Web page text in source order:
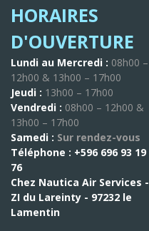
HORAIRES
D'OUVERTURE
Lundi au Mercredi : 08h00 –
12h00 & 13h00 – 17h00
Jeudi : 13h00 – 17h00
Vendredi : 08h00 – 12h00 &
13h00 – 17h00
Samedi : Sur rendez-vous
Téléphone : +596 696 93 19
76
Chez Nautica Air Services -
ZI du Lareinty - 97232 le
Lamentin